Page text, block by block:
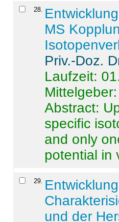
28.
MS
Priv.-Doz.
Laufzeit:
Abstract:
specific
and only
potential in
29.
und der